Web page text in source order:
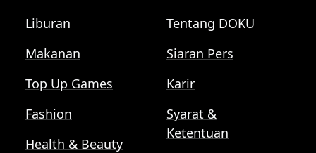
Liburan
Makanan
Top Up Games
Fashion
Health & Beauty
Tentang DOKU
Siaran Pers
Karir
Syarat &
Ketentuan